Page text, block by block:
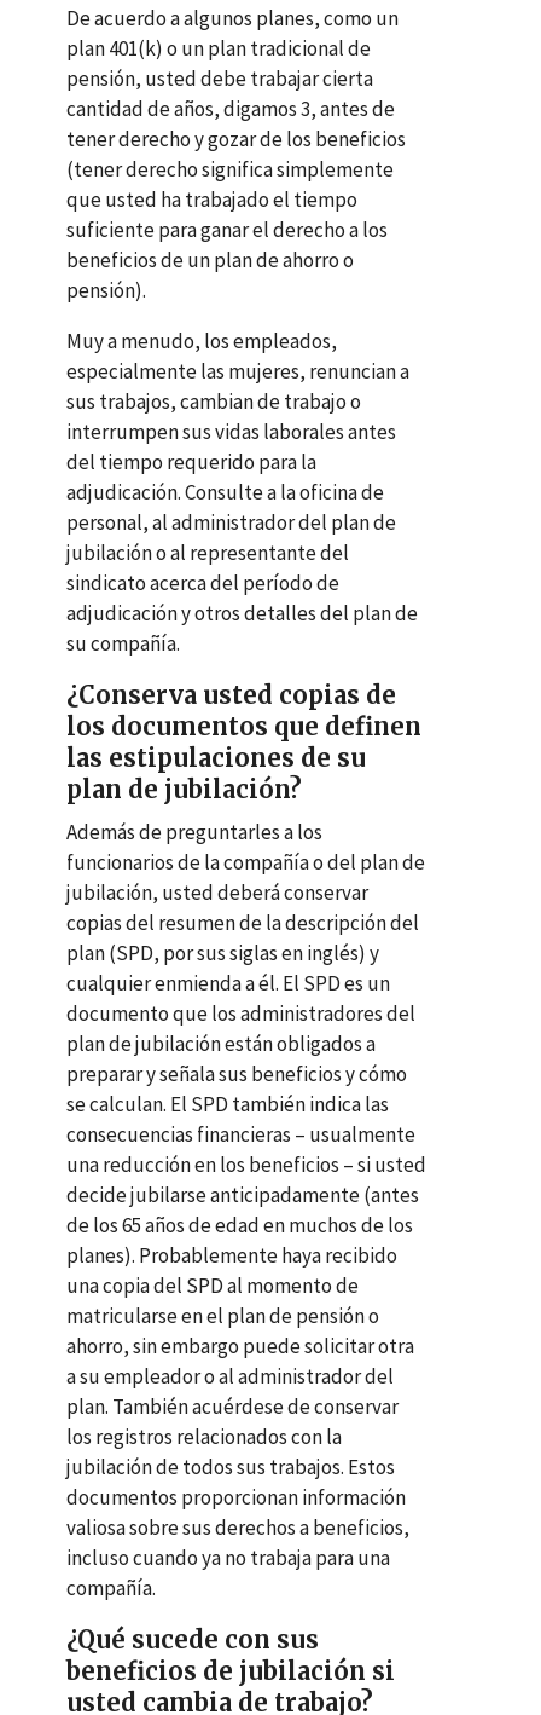
De acuerdo a algunos planes, como un
plan401(k) o un plan tradicional de
pensión, usted debe trabajar cierta
cantidad de años, digamos 3, antes de
tener derecho y gozar de los beneficios
(tener derecho significa simplemente
que usted ha trabajado el tiempo
suficiente para ganar el derecho a los
beneficios de un plan de ahorro o
pensión).
Muy a menudo, los empleados,
especialmente las mujeres, renuncian a
sus trabajos, cambian de trabajo o
interrumpen sus vidas laborales antes
del tiempo requerido para la
adjudicación. Consulte a la oficina de
personal, al administrador del plan de
jubilación o al representante del
sindicato acerca del período de
adjudicación y otros detalles del plan de
su compañía.
¿Conserva usted copias de
los documentos que definen
las estipulaciones de su
plan de jubilación?
Además de preguntarles a los
funcionarios de la compañía o del plan de
jubilación, usted deberá conservar
copias del resumen de la descripción del
plan (SPD, por sus siglas en inglés) y
cualquier enmienda a él. El SPDes un
documento que los administradores del
plan de jubilación están obligados a
preparar y señala sus beneficios y cómo
se calculan. El SPD también indica las
consecuencias financieras – usualmente
una reducción en los beneficios – si usted
decide jubilarse anticipadamente (antes
de los 65 años de edad en muchos de los
planes). Probablemente haya recibido
una copia del SPDal momento de
matricularse en el plan de pensión o
ahorro, sin embargo puede solicitar otra
a su empleador o al administrador del
plan. También acuérdese de conservar
los registros relacionados con la
jubilación de todos sus trabajos. Estos
documentos proporcionan información
valiosa sobre sus derechos a beneficios,
incluso cuando ya no trabaja para una
compañía.
¿Qué sucede con sus
beneficios de jubilación si
usted cambia de trabajo?